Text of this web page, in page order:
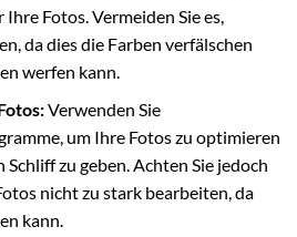
Fotos. Vermeiden Sie es,
da dies die Farben verfälschen
werfen kann.
Verwenden Sie
um Ihre Fotos zu optimieren
zu geben. Achten Sie jedoch
nicht zu stark bearbeiten, da
kann.